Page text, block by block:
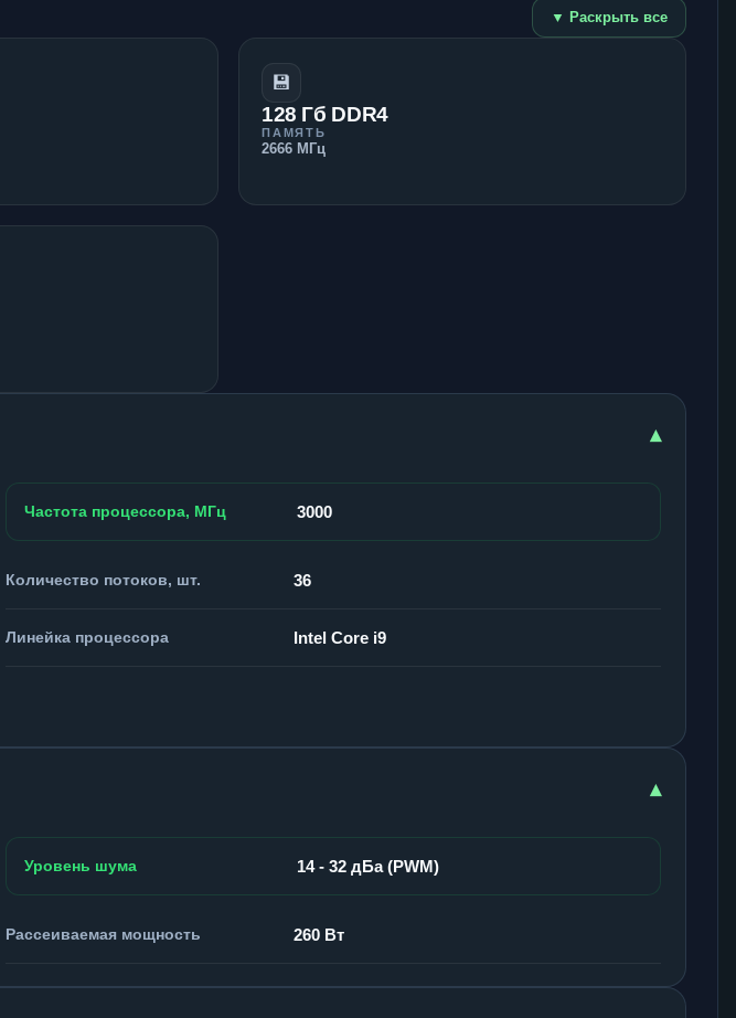
▼ Раскрыть все
💾
128 Гб DDR4
ПАМЯТЬ
2666 МГц
▾
Частота процессора, МГц 3000
Количество потоков, шт. 36
Линейка процессора Intel Core i9
▾
Уровень шума 14 - 32 дБа (PWM)
Рассеиваемая мощность 260 Вт